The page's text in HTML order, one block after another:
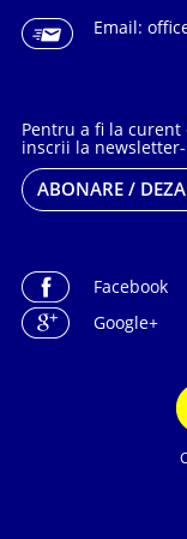
Email:
Pentru a fi la
inscrii la
ABONARE /
Facebook
Google+